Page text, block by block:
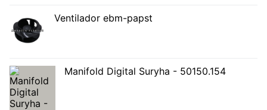
Ventilador ebm-papst
Manifold Digital Suryha - 50150.154